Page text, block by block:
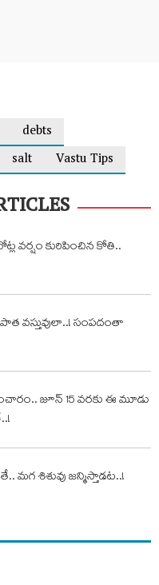
debts
salt Vastu Tips
వ‌ర్షం కురిపించిన కోతి..
పాత వ‌స్తువులా..! సంప‌దంతా
జూన్ 15 వ‌ర‌కు ఈ మూడు
మ‌గ శిశువు జ‌న్మిస్తాడ‌ట‌..!